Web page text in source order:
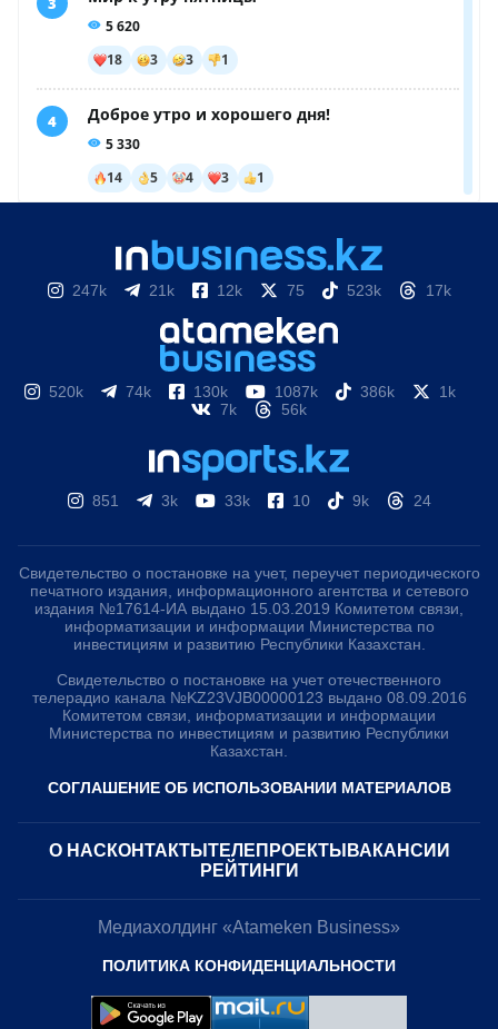
247k 21k 12k 75 523k 17k
520k 74k 130k 1087k 386k
1k
7k
56k
851 3k 33k 10 9k 24
Свидетельство о постановке на учет, переучет периодического
печатного издания, информационного агентства и сетевого
издания №17614-ИА выдано 15.03.2019 Комитетом связи,
информатизации и информации Министерства по
инвестициям и развитию Республики Казахстан.
Свидетельство о постановке на учет отечественного
телерадио канала №KZ23VJB00000123 выдано 08.09.2016
Комитетом связи, информатизации и информации
Министерства по инвестициям и развитию Республики
Казахстан.
СОГЛАШЕНИЕ ОБ ИСПОЛЬЗОВАНИИ МАТЕРИАЛОВ
О НАС КОНТАКТЫ ТЕЛЕПРОЕКТЫ ВАКАНСИИ
РЕЙТИНГИ
Медиахолдинг «Atameken Business»
ПОЛИТИКА КОНФИДЕНЦИАЛЬНОСТИ